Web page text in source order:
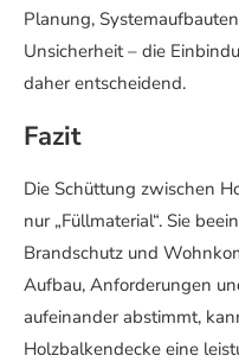
Planung,
Unsicherheit – die
daher entscheidend.
Fazit
Die Schüttung zwischen
nur „Füllmaterial“. Sie
Brandschutz und
Aufbau, Anforderungen
aufeinander abstimmt,
Holzbalkendecke eine